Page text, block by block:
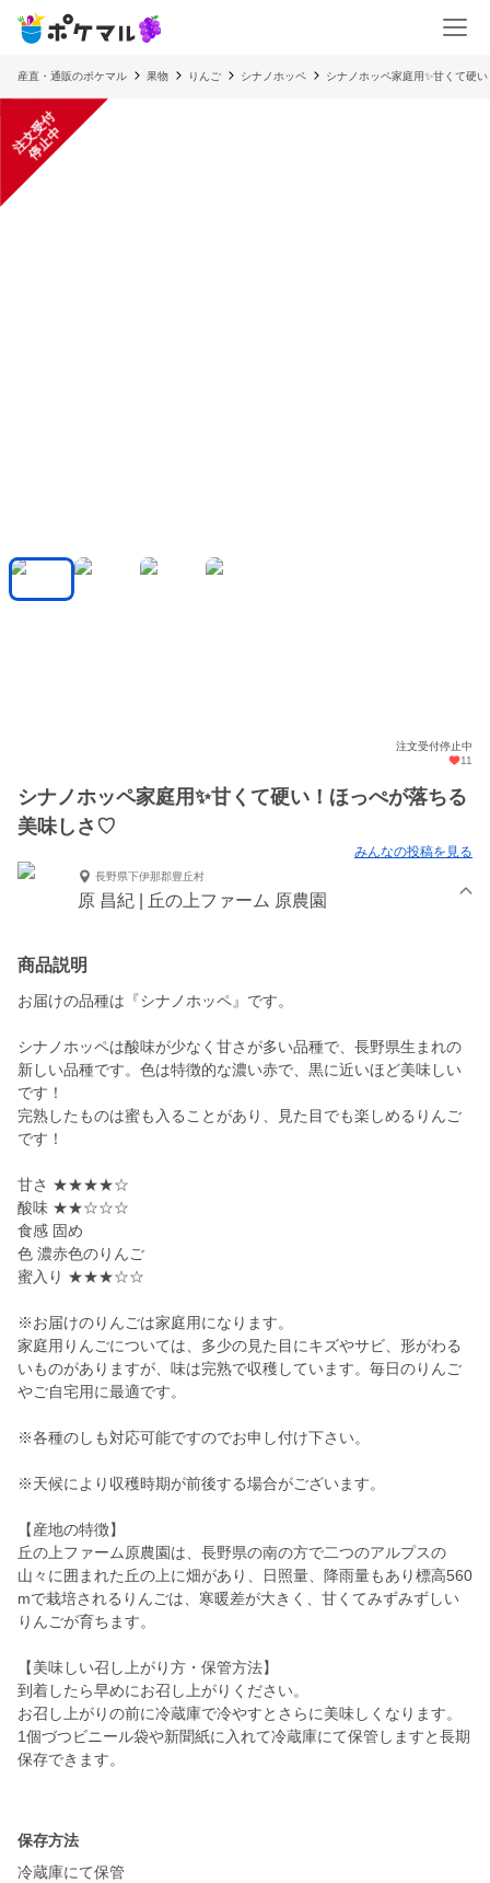
産直・通販のポケマル 果物 りんご シナノホッペ シナノホッペ家庭用✨甘くて硬
注
文
受
付
停
止
中
注文受付停止中
11
シナノホッペ家庭用✨甘くて硬い！ほっぺが落ちる
美味しさ♡
みんなの投稿を見る
長野県下伊那郡豊丘村
原 昌紀 | 丘の上ファーム 原農園
商品説明
お届けの品種は『シナノホッペ』です。
シナノホッペは酸味が少なく甘さが多い品種で、長野県生まれの
新しい品種です。色は特徴的な濃い赤で、黒に近いほど美味しい
です！
完熟したものは蜜も入ることがあり、見た目でも楽しめるりんご
です！
甘さ ★★★★☆
酸味 ★★☆☆☆
食感 固め
色 濃赤色のりんご
蜜入り ★★★☆☆
※お届けのりんごは家庭用になります。
家庭用りんごについては、多少の見た目にキズやサビ、形がわる
いものがありますが、味は完熟で収穫しています。毎日のりんご
やご自宅用に最適です。
※各種のしも対応可能ですのでお申し付け下さい。
※天候により収穫時期が前後する場合がございます。
【産地の特徴】
丘の上ファーム原農園は、長野県の南の方で二つのアルプスの
山々に囲まれた丘の上に畑があり、日照量、降雨量もあり標高560
mで栽培されるりんごは、寒暖差が大きく、甘くてみずみずしい
りんごが育ちます。
【美味しい召し上がり方・保管方法】
到着したら早めにお召し上がりください。
お召し上がりの前に冷蔵庫で冷やすとさらに美味しくなります。
1個づつビニール袋や新聞紙に入れて冷蔵庫にて保管しますと長期
保存できます。
保存方法
冷蔵庫にて保管